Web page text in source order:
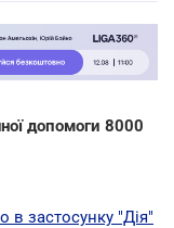
допомоги 8000
в застосунку "Дія"